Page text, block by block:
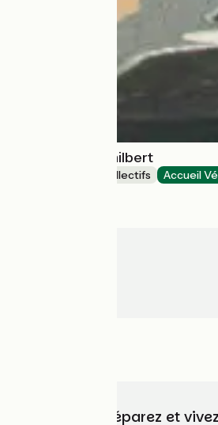
Gite de Saint Philbert
Hébergements collectifs Accueil
Choisissez, préparez et